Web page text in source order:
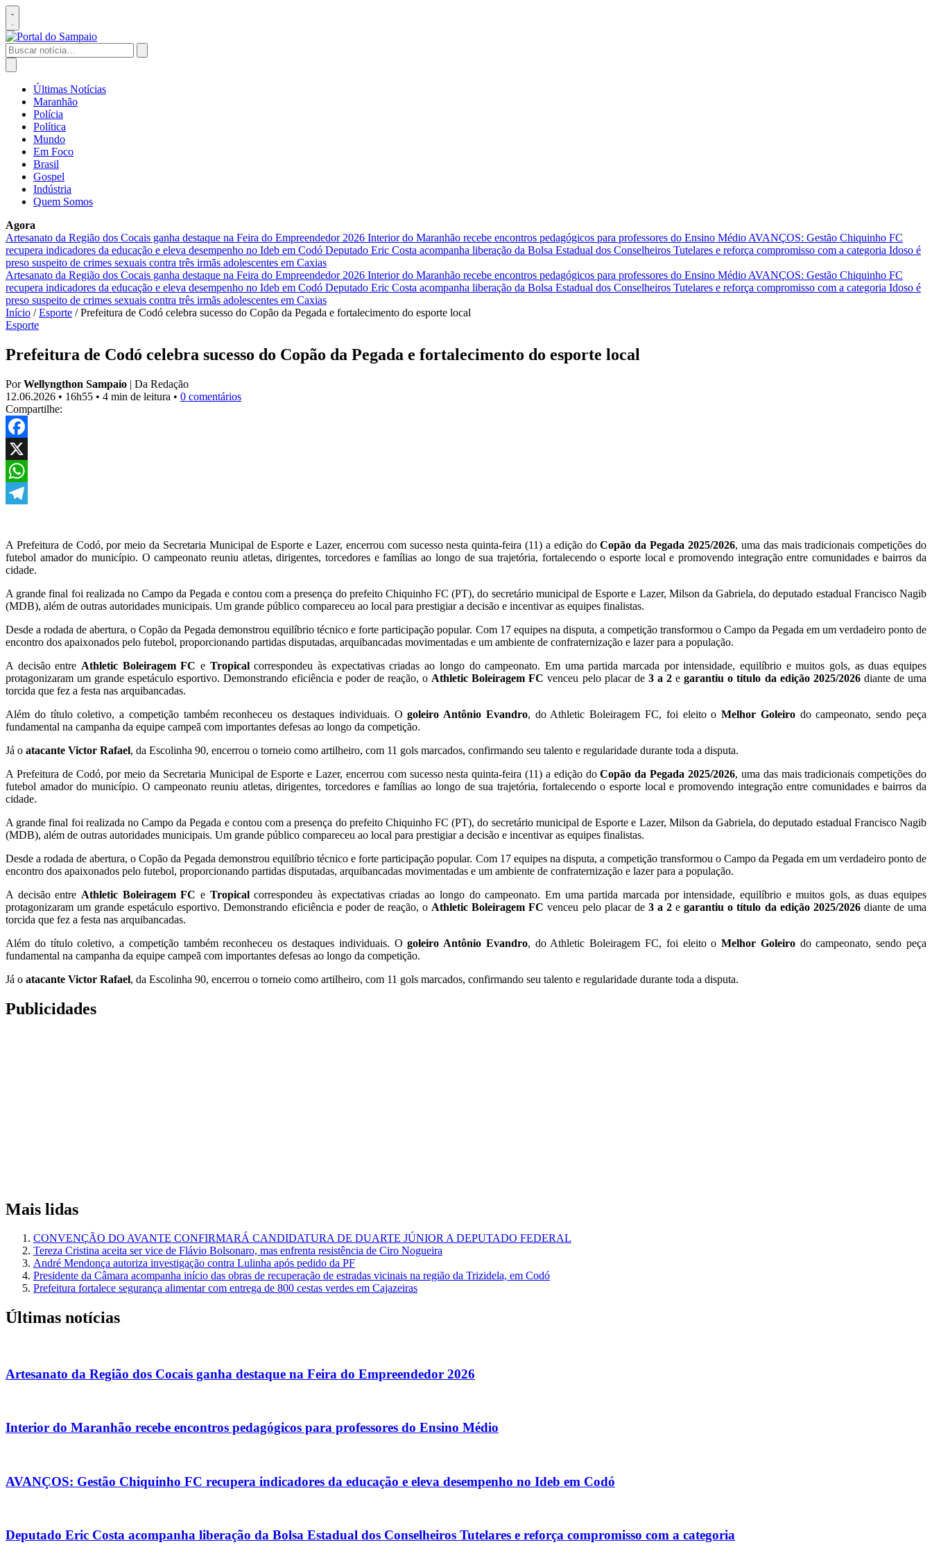
Pular
para
o
conteúdo
Abrir
menu
Buscar
por:
Abrir
buscaÚltimas Notícias
Maranhão
Polícia
Política
Mundo
Em Foco
Brasil
Gospel
Indústria
Quem Somos
Agora
Artesanato da Região dos Cocais ganha destaque na Feira do Empreendedor 2026 Interior do Maranhão recebe encontros pedagógicos para professores do Ensino Médio AVANÇOS: Gestão Chiquinho FC
recupera indicadores da educação e eleva desempenho no Ideb em Codó Deputado Eric Costa acompanha liberação da Bolsa Estadual dos Conselheiros Tutelares e reforça compromisso com a categoria Idoso é
preso suspeito de crimes sexuais contra três irmãs adolescentes em Caxias
Artesanato da Região dos Cocais ganha destaque na Feira do Empreendedor 2026 Interior do Maranhão recebe encontros pedagógicos para professores do Ensino Médio AVANÇOS: Gestão Chiquinho FC
recupera indicadores da educação e eleva desempenho no Ideb em Codó Deputado Eric Costa acompanha liberação da Bolsa Estadual dos Conselheiros Tutelares e reforça compromisso com a categoria Idoso é
preso suspeito de crimes sexuais contra três irmãs adolescentes em Caxias
Início / Esporte / Prefeitura de Codó celebra sucesso do Copão da Pegada e fortalecimento do esporte local
Esporte
Prefeitura de Codó celebra sucesso do Copão da Pegada e fortalecimento do esporte local
PorWellyngthon Sampaio | Da Redação
12.06.2026 • 16h55 • 4 min de leitura • 0 comentários
Compartilhe:
Facebook
X
WhatsApp
A Prefeitura de Codó, por meio da Secretaria Municipal de Esporte e Lazer, encerrou com sucesso nesta quinta-feira (11) a edição doCopão da Pegada 2025/2026, uma das mais tradicionais competições do
futebol amador do município. O campeonato reuniu atletas, dirigentes, torcedores e famílias ao longo de sua trajetória, fortalecendo o esporte local e promovendo integração entre comunidades e bairros da
cidade.
A grande final foi realizada no Campo da Pegada e contou com a presença do prefeito Chiquinho FC (PT), do secretário municipal de Esporte e Lazer, Milson da Gabriela, do deputado estadual Francisco Nagib
(MDB), além de outras autoridades municipais. Um grande público compareceu ao local para prestigiar a decisão e incentivar as equipes finalistas.
Desde a rodada de abertura, o Copão da Pegada demonstrou equilíbrio técnico e forte participação popular. Com 17 equipes na disputa, a competição transformou o Campo da Pegada em um verdadeiro ponto de
encontro dos apaixonados pelo futebol, proporcionando partidas disputadas, arquibancadas movimentadas e um ambiente de confraternização e lazer para a população.
A decisão entre Athletic Boleiragem FCe Tropicalcorrespondeu às expectativas criadas ao longo do campeonato. Em uma partida marcada por intensidade, equilíbrio e muitos gols, as duas equipes
protagonizaram um grande espetáculo esportivo. Demonstrando eficiência e poder de reação, o Athletic Boleiragem FC venceu pelo placar de 3 a 2 egarantiu o título da edição 2025/2026diante de uma
torcida que fez a festa nas arquibancadas.
Além do título coletivo, a competição também reconheceu os destaques individuais. Ogoleiro Antônio Evandro, do Athletic Boleiragem FC, foi eleito oMelhor Goleirodo campeonato, sendo peça
fundamental na campanha da equipe campeã com importantes defesas ao longo da competição.
Já o atacante Victor Rafael, da Escolinha 90, encerrou o torneio como artilheiro, com 11 gols marcados, confirmando seu talento e regularidade durante toda a disputa.
A Prefeitura de Codó, por meio da Secretaria Municipal de Esporte e Lazer, encerrou com sucesso nesta quinta-feira (11) a edição doCopão da Pegada 2025/2026, uma das mais tradicionais competições do
futebol amador do município. O campeonato reuniu atletas, dirigentes, torcedores e famílias ao longo de sua trajetória, fortalecendo o esporte local e promovendo integração entre comunidades e bairros da
cidade.
A grande final foi realizada no Campo da Pegada e contou com a presença do prefeito Chiquinho FC (PT), do secretário municipal de Esporte e Lazer, Milson da Gabriela, do deputado estadual Francisco Nagib
(MDB), além de outras autoridades municipais. Um grande público compareceu ao local para prestigiar a decisão e incentivar as equipes finalistas.
Desde a rodada de abertura, o Copão da Pegada demonstrou equilíbrio técnico e forte participação popular. Com 17 equipes na disputa, a competição transformou o Campo da Pegada em um verdadeiro ponto de
encontro dos apaixonados pelo futebol, proporcionando partidas disputadas, arquibancadas movimentadas e um ambiente de confraternização e lazer para a população.
A decisão entre Athletic Boleiragem FCe Tropicalcorrespondeu às expectativas criadas ao longo do campeonato. Em uma partida marcada por intensidade, equilíbrio e muitos gols, as duas equipes
protagonizaram um grande espetáculo esportivo. Demonstrando eficiência e poder de reação, o Athletic Boleiragem FC venceu pelo placar de 3 a 2 egarantiu o título da edição 2025/2026diante de uma
torcida que fez a festa nas arquibancadas.
Além do título coletivo, a competição também reconheceu os destaques individuais. Ogoleiro Antônio Evandro, do Athletic Boleiragem FC, foi eleito oMelhor Goleirodo campeonato, sendo peça
fundamental na campanha da equipe campeã com importantes defesas ao longo da competição.
Já o atacante Victor Rafael, da Escolinha 90, encerrou o torneio como artilheiro, com 11 gols marcados, confirmando seu talento e regularidade durante toda a disputa.
Publicidades
Mais lidas
CONVENÇÃO DO AVANTE CONFIRMARÁ CANDIDATURA DE DUARTE JÚNIOR A DEPUTADO FEDERAL
Tereza Cristina aceita ser vice de Flávio Bolsonaro, mas enfrenta resistência de Ciro Nogueira
André Mendonça autoriza investigação contra Lulinha após pedido da PF
Presidente da Câmara acompanha início das obras de recuperação de estradas vicinais na região da Trizidela, em Codó
Prefeitura fortalece segurança alimentar com entrega de 800 cestas verdes em Cajazeiras
Últimas notícias
Artesanato da Região dos Cocais ganha destaque na Feira do Empreendedor 2026
Interior do Maranhão recebe encontros pedagógicos para professores do Ensino Médio
AVANÇOS: Gestão Chiquinho FC recupera indicadores da educação e eleva desempenho no Ideb em Codó
Deputado Eric Costa acompanha liberação da Bolsa Estadual dos Conselheiros Tutelares e reforça compromisso com a categoria